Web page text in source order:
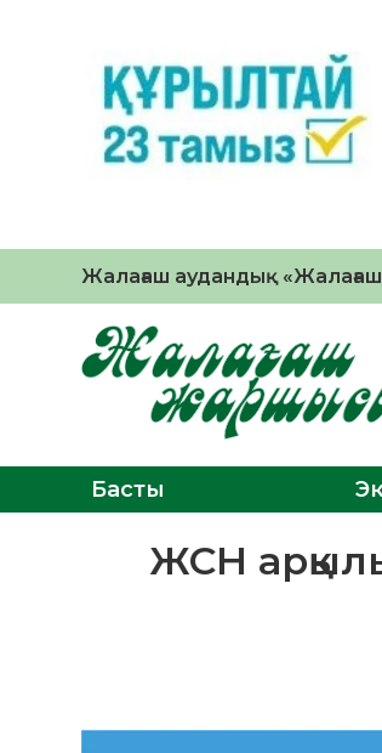
Жалағаш аудандық
Басты
ЖСН